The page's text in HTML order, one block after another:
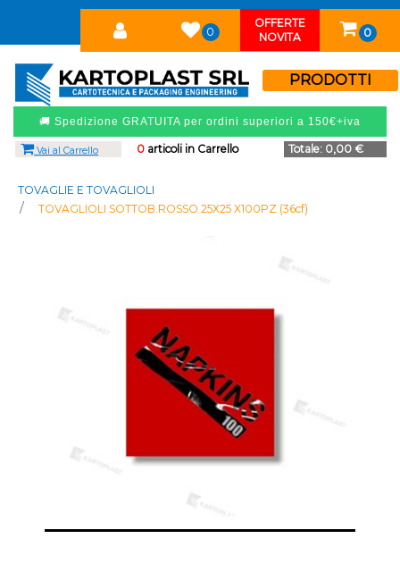
0
OFFERTE
NOVITA
0
PRODOTTI
🚚 Spedizione GRATUITA per ordini superiori a 150€+iva
0articoli in Carrello Totale: 0,00 €
Vai al Carrello
TOVAGLIE E TOVAGLIOLI
TOVAGLIOLI SOTTOB.ROSSO 25X25 X100PZ (36cf)